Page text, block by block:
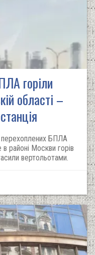
горіли
області –
перехоплених БПЛА
районі Москви горів
вертольотами.